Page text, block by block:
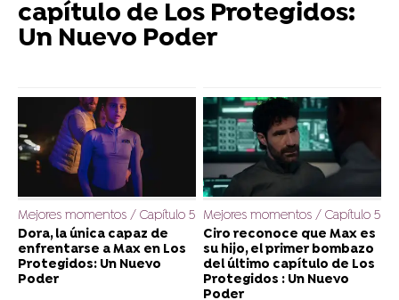
capítulo de Los Protegidos:
Un Nuevo Poder
Mejores momentos / Capítulo 5
Dora, la única capaz de
enfrentarse a Max en Los
Protegidos: Un Nuevo
Poder
Mejores momentos / Capítulo 5
Ciro reconoce que Max es
su hijo, el primer bombazo
del último capítulo de Los
Protegidos : Un Nuevo
Poder